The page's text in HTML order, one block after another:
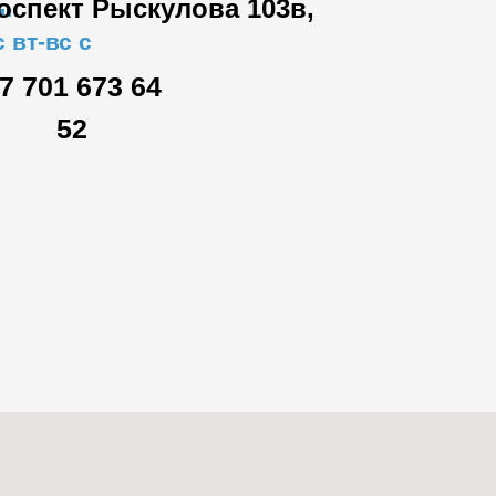
Рыскулова 103в,
вс с
701 673 64
52